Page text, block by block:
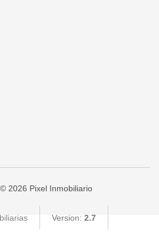
2026 Pixel Inmobiliario
Version: 2.7